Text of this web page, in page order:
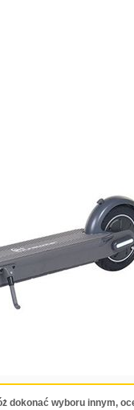
dokonać wyboru innym,